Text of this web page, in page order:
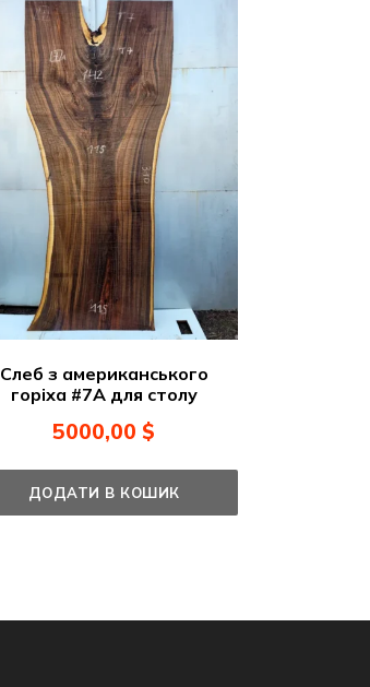
Слеб з американського
горіха #7А для столу
5000,00$
ДОДАТИ В КОШИК